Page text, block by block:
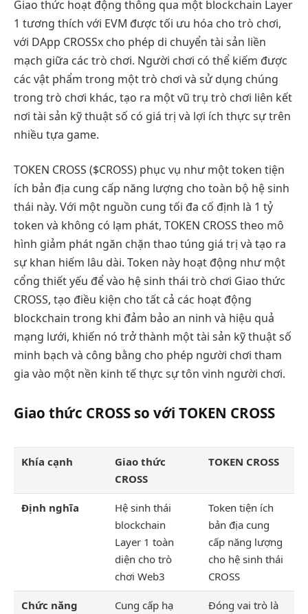
Giao thức hoạt động thông qua một blockchain Layer
1 tương thích với EVM được tối ưu hóa cho trò chơi,
với DApp CROSSx cho phép di chuyển tài sản liền
mạch giữa các trò chơi. Người chơi có thể kiếm được
các vật phẩm trong một trò chơi và sử dụng chúng
trong trò chơi khác, tạo ra một vũ trụ trò chơi liên kết
nơi tài sản kỹ thuật số có giá trị và lợi ích thực sự trên
nhiều tựa game.
TOKEN CROSS ($CROSS) phục vụ như một token tiện
ích bản địa cung cấp năng lượng cho toàn bộ hệ sinh
thái này. Với một nguồn cung tối đa cố định là 1 tỷ
token và không có lạm phát, TOKEN CROSS theo mô
hình giảm phát ngăn chặn thao túng giá trị và tạo ra
sự khan hiếm lâu dài. Token này hoạt động như một
cổng thiết yếu để vào hệ sinh thái trò chơi Giao thức
CROSS, tạo điều kiện cho tất cả các hoạt động
blockchain trong khi đảm bảo an ninh và hiệu quả
mạng lưới, khiến nó trở thành một tài sản kỹ thuật số
minh bạch và công bằng cho phép người chơi tham
gia vào một nền kinh tế thực sự tôn vinh người chơi.
Giao thức CROSS so với TOKEN CROSS
Khía cạnh
Giao thức
CROSS
TOKEN CROSS
Định nghĩa
Hệ sinh thái
blockchain
Layer 1 toàn
diện cho trò
chơi Web3
Token tiện ích
bản địa cung
cấp năng lượng
cho hệ sinh thái
CROSS
Chức năng
Cung cấp hạ
Đóng vai trò là